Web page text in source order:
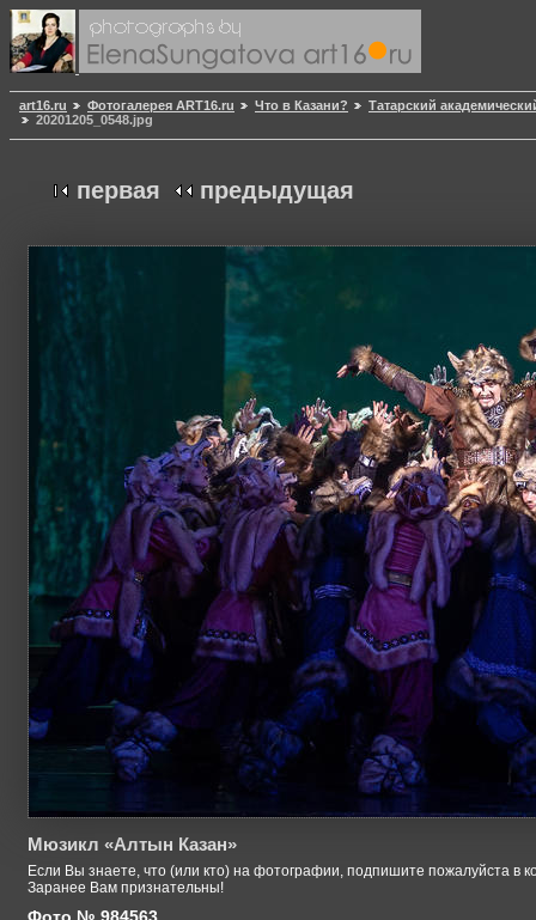
art16.ru Фотогалерея ART16.ru Что в Казани?
Татарский
20201205_0548.jpg
первая предыдущая
Мюзикл «Алтын Казан»
Если Вы знаете, что (или кто) на фотографии, подпишите пожалуйста в
Заранее Вам признательны!
Фото № 984563